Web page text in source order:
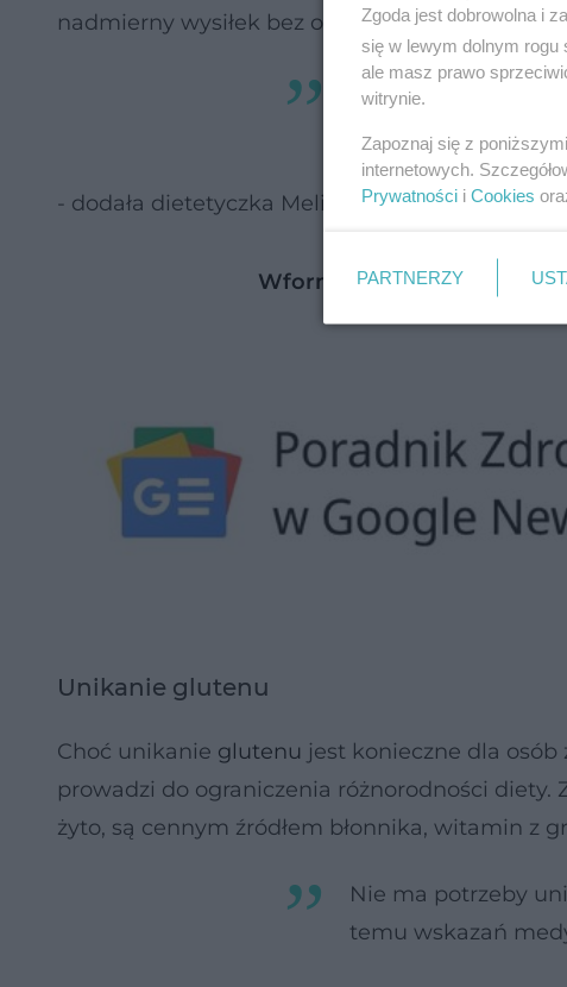
nadmierny wysiłek bez odpowiedniej
Nadmierne
- dodała dietetyczka Melissa Mitri.
Wformie ćwiczenia na
Unikanie glutenu
Choć unikanie glutenu jest konieczne dla
prowadzi do ograniczenia różnorodności diety.
żyto, są cennym źródłem błonnika, witamin z
Nie ma potrzeby
temu wskazań
Zgoda jest dobrowolna i
się w lewym dolnym rogu
ale masz prawo
witrynie.
Zapoznaj się z
internetowych.
Prywatności i Cookies
PARTNERZY